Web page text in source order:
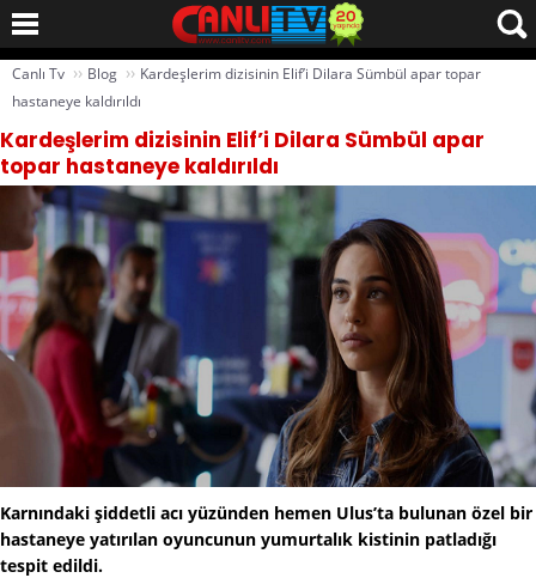
Canlı Tv ›› Blog ›› Kardeşlerim dizisinin Elif’i Dilara Sümbül apar topar
hastaneye kaldırıldı
Kardeşlerim dizisinin Elif’i Dilara Sümbül apar
topar hastaneye kaldırıldı
Karnındaki şiddetli acı yüzünden hemen Ulus’ta bulunan özel bir
hastaneye yatırılan oyuncunun yumurtalık kistinin patladığı
tespit edildi.